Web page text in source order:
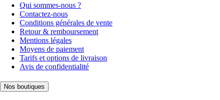
Qui sommes-nous ?
Contactez-nous
Conditions générales de vente
Retour & remboursement
Mentions légales
Moyens de paiement
Tarifs et options de livraison
Avis de confidentialité
Nos boutiques